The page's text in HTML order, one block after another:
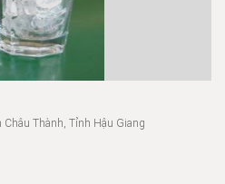
Châu Thành, Tỉnh Hậu Giang